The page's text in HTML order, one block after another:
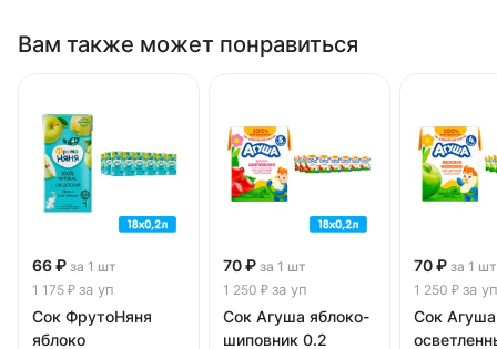
Вам также может понравиться
66 ₽ за 1 шт
1 175 ₽ за уп
Сок ФрутоНяня
яблоко
70 ₽ за 1 шт
1 250 ₽ за уп
Сок Агуша яблоко-
шиповник 0.2
70 ₽ за 1 шт
1 250 ₽ за уп
Сок